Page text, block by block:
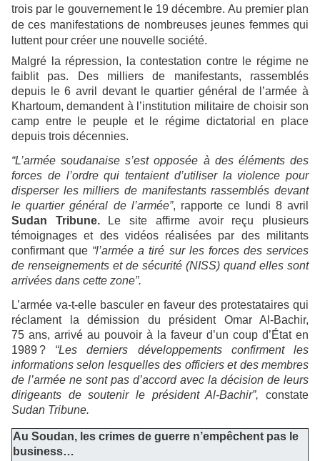
trois par le gouvernement le 19 décembre. Au premier plan
de ces manifestations de nombreuses jeunes femmes qui
luttent pour créer une nouvelle société.
Malgré la répression, la contestation contre le régime ne
faiblit pas. Des milliers de manifestants, rassemblés
depuis le 6 avril devant le quartier général de l’armée à
Khartoum, demandent à l’institution militaire de choisir son
camp entre le peuple et le régime dictatorial en place
depuis trois décennies.
“L’armée soudanaise s’est opposée à des éléments des
forces de l’ordre qui tentaient d’utiliser la violence pour
disperser les milliers de manifestants rassemblés devant
le quartier général de l’armée”, rapporte ce lundi 8 avril
Sudan Tribune.Le site affirme avoir reçu plusieurs
témoignages et des vidéos réalisées par des militants
confirmant que “l’armée a tiré sur les forces des services
de renseignements et de sécurité (NISS) quand elles sont
arrivées dans cette zone”.
L’armée va-t-elle basculer en faveur des protestataires qui
réclament la démission du président Omar Al-Bachir,
75 ans, arrivé au pouvoir à la faveur d’un coup d’État en
1989 ? “Les derniers développements confirment les
informations selon lesquelles des officiers et des membres
de l’armée ne sont pas d’accord avec la décision de leurs
dirigeants de soutenir le président Al-Bachir”, constate
Sudan Tribune.
Au Soudan, les crimes de guerre n’empêchent pas le
business…